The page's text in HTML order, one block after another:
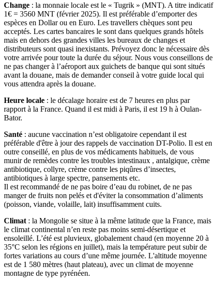
Change : la monnaie locale est le « Tugrik » (MNT). A titre indicatif
1€ = 3560 MNT (février 2025). Il est préférable d’emporter des
espèces en Dollar ou en Euro. Les travellers chèques sont peu
acceptés. Les cartes bancaires le sont dans quelques grands hôtels
mais en dehors des grandes villes les bureaux de changes et
distributeurs sont quasi inexistants. Prévoyez donc le nécessaire dès
votre arrivée pour toute la durée du séjour. Nous vous conseillons de
ne pas changer à l’aéroport aux guichets de banque qui sont situés
avant la douane, mais de demander conseil à votre guide local qui
vous attendra après la douane.
Heure locale : le décalage horaire est de 7 heures en plus par
rapport à la France. Quand il est midi à Paris, il est 19 h à Oulan-
Bator.
Santé : aucune vaccination n’est obligatoire cependant il est
préférable d'être à jour des rappels de vaccination DT-Polio. Il est en
outre conseillé, en plus de vos médicaments habituels, de vous
munir de remèdes contre les troubles intestinaux , antalgique, crème
antibiotique, collyre, crème contre les piqûres d’insectes,
antibiotiques à large spectre, pansements etc.
Il est recommandé de ne pas boire d’eau du robinet, de ne pas
manger de fruits non pelés et d'éviter la consommation d’aliments
(poisson, viande, volaille, lait) insuffisamment cuits.
Climat : la Mongolie se situe à la même latitude que la France, mais
le climat continental n’en reste pas moins semi-désertique et
ensoleillé. L’été est pluvieux, globalement chaud (en moyenne 20 à
35°C selon les régions en juillet), mais la température peut subir de
fortes variations au cours d’une même journée. L'altitude moyenne
est de 1 580 mètres (haut plateau), avec un climat de moyenne
montagne de type pyrénéen.